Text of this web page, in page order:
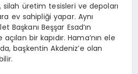
silah üretim tesisleri ve depoları
ev sahipliği yapar. Aynı
Başkanı Beşşar Esad’ın
bir kapıdır. Hama’nın ele
başkentin Akdeniz’e olan